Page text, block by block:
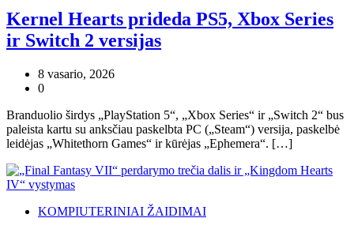
Kernel Hearts prideda PS5, Xbox Series
ir Switch 2 versijas
8 vasario, 2026
0
Branduolio širdys „PlayStation 5“, „Xbox Series“ ir „Switch 2“ bus
paleista kartu su anksčiau paskelbta PC („Steam“) versija, paskelbė
leidėjas „Whitethorn Games“ ir kūrėjas „Ephemera“. […]
KOMPIUTERINIAI ŽAIDIMAI